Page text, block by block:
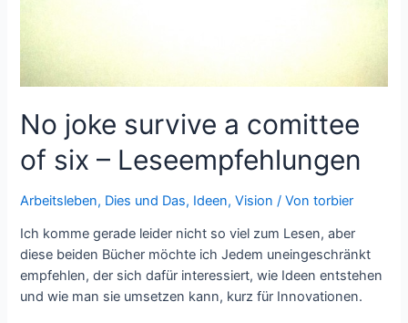
No joke survive a comittee
of six – Leseempfehlungen
Arbeitsleben, Dies und Das, Ideen,Vision / Vontorbier
Ich komme gerade leider nicht so viel zum Lesen, aber
diese beiden Bücher möchte ich Jedem uneingeschränkt
empfehlen, der sich dafür interessiert, wie Ideen entstehen
und wie man sie umsetzen kann, kurz für Innovationen.